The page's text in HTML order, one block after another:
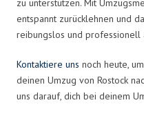
zu unterstützen. Mit
entspannt zurücklehnen und
reibungslos und professionell
Kontaktiere uns noch heute,
deinen Umzug von Rostock
uns darauf, dich bei deinem